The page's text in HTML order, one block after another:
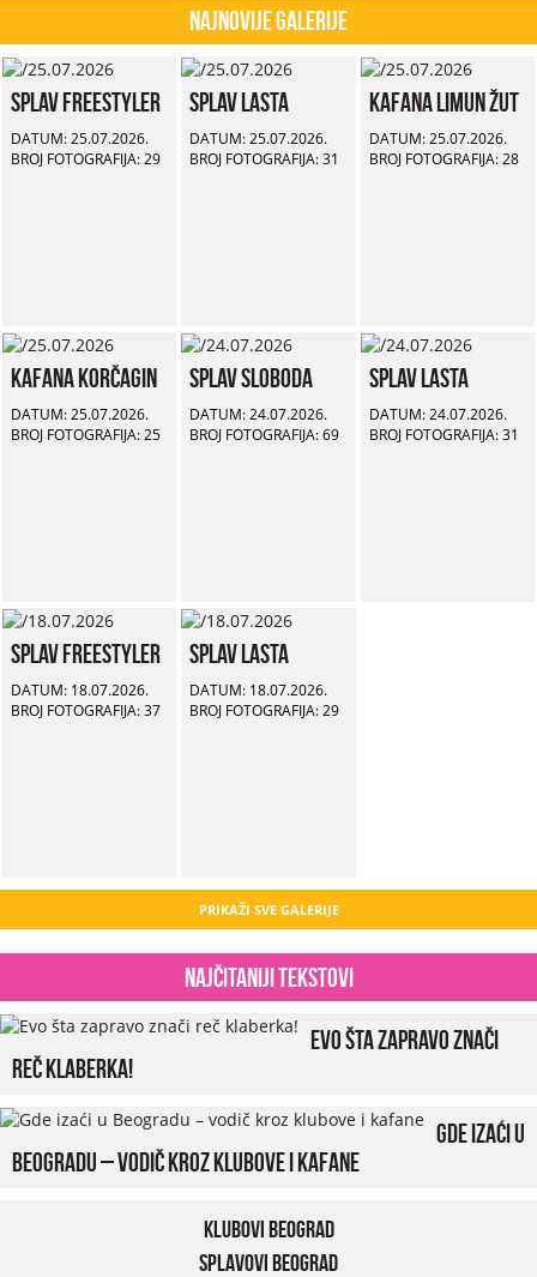
Najnovije Galerije
Splav Freestyler
DATUM: 25.07.2026.
BROJ FOTOGRAFIJA: 29
Splav Lasta
DATUM: 25.07.2026.
BROJ FOTOGRAFIJA: 31
Kafana Limun Žut
DATUM: 25.07.2026.
BROJ FOTOGRAFIJA: 28
Kafana Korčagin
DATUM: 25.07.2026.
BROJ FOTOGRAFIJA: 25
Splav Sloboda
DATUM: 24.07.2026.
BROJ FOTOGRAFIJA: 69
Splav Lasta
DATUM: 24.07.2026.
BROJ FOTOGRAFIJA: 31
Splav Freestyler
DATUM: 18.07.2026.
BROJ FOTOGRAFIJA: 37
Splav Lasta
DATUM: 18.07.2026.
BROJ FOTOGRAFIJA: 29
PRIKAŽI SVE GALERIJE
Najčitaniji tekstovi
Evo šta zapravo znači
reč klaberka!
Gde izaći u
Beogradu – vodič kroz klubove i kafane
Klubovi Beograd
Splavovi Beograd